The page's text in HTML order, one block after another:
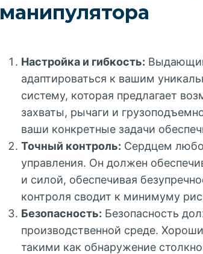
манипулятора
Настройка и гибкость:
адаптироваться к вашим
систему, которая предлагает
захваты, рычаги и
ваши конкретные задачи
Точный контроль: Сердцем
управления. Он должен
и силой, обеспечивая
контроля сводит к минимуму
Безопасность: Безопасность
производственной среде.
такими как обнаружение